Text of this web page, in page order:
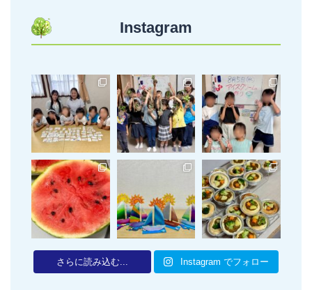
Instagram
さらに読み込む... Instagram でフォロー